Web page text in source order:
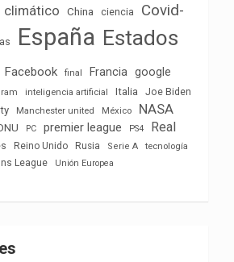
climático China ciencia
Covid-
España Estados
Facebook final Francia google
inteligencia artificial Italia Joe Biden
Manchester united México NASA
PC premier league PS4
Real
Reino Unido Rusia Serie A
tecnología
League Unión Europea